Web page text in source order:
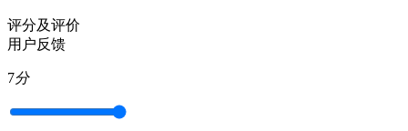
评分及评价
用户反馈
7分